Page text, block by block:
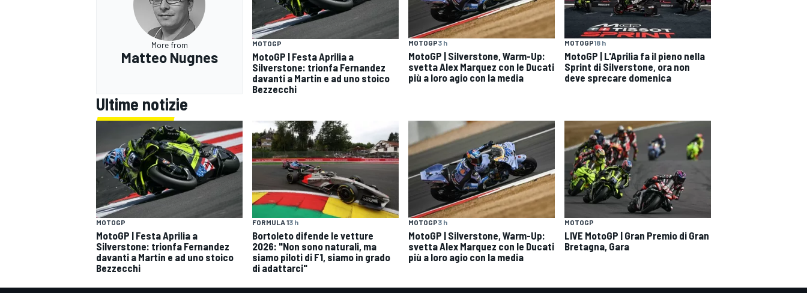
More from
Matteo Nugnes
MOTOGP
MotoGP | Festa Aprilia a
Silverstone: trionfa Fernandez
davanti a Martin e ad uno stoico
Bezzecchi
MOTOGP3 h
MotoGP | Silverstone, Warm-Up:
svetta Alex Marquez con le Ducati
più a loro agio con la media
MOTOGP18 h
MotoGP | L'Aprilia fa il pieno nella
Sprint di Silverstone, ora non
deve sprecare domenica
Ultime notizie
MOTOGP
MotoGP | Festa Aprilia a
Silverstone: trionfa Fernandez
davanti a Martin e ad uno stoico
Bezzecchi
FORMULA 13 h
Bortoleto difende le vetture
2026: "Non sono naturali, ma
siamo piloti di F1, siamo in grado
di adattarci"
MOTOGP3 h
MotoGP | Silverstone, Warm-Up:
svetta Alex Marquez con le Ducati
più a loro agio con la media
MOTOGP
LIVE MotoGP | Gran Premio di Gran
Bretagna, Gara